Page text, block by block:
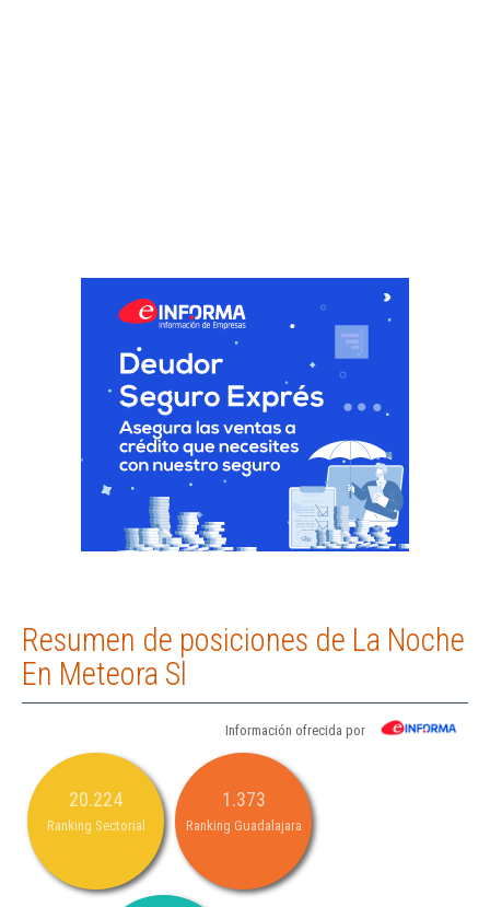
Resumen de posiciones de La Noche
En Meteora Sl
Información ofrecida por
20.224
Ranking Sectorial
1.373
Ranking Guadalajara